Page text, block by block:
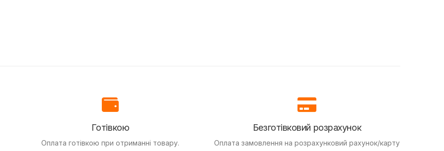
Готівкою
Оплата готівкою при отриманні товару.
Безготівковий розрахунок
Оплата замовлення на розрахунковий рахунок/карту